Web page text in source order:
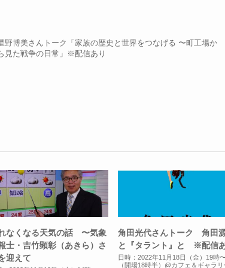
野博美さんトーク「家族の歴史と世界をつなげる 〜町工場か
見た戦争の日常」※配信あり
なくなる天気の話 〜気象
士・吉竹顕彰（あきら）さ
迎えて
角田光代さんトーク 角田
と『タラント』と ※配信
日時：2022年11月18日（金）19時
（開場18時半）@カフェ＆ギャラリ